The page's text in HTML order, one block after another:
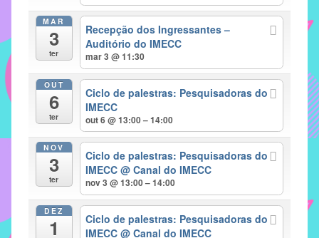
fortalecimento
sociais
profissionais
alunos,
professores
MAR
3
ter
Recepção dos Ingressantes –
Auditório do IMECC
mar 3 @ 11:30
OUT
6
ter
Ciclo de palestras: Pesquisadoras do
IMECC
out 6 @ 13:00 – 14:00
NOV
3
ter
Ciclo de palestras: Pesquisadoras do
IMECC@ Canal do IMECC
nov 3 @ 13:00 – 14:00
DEZ
1
Ciclo de palestras: Pesquisadoras do
IMECC@ Canal do IMECC